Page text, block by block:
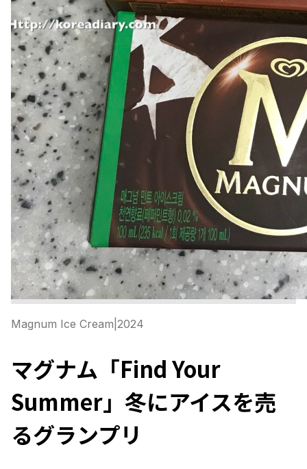
Magnum Ice Cream 2024
マグナム「Find Your
Summer」冬にアイスを売
るグランプリ